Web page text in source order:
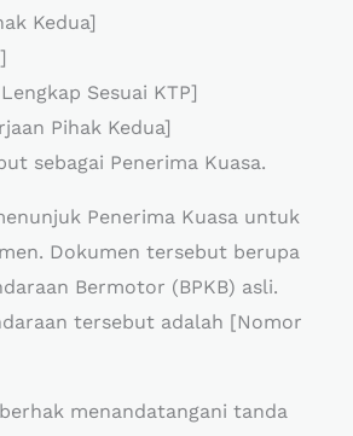
Kedua]
Sesuai KTP]
Pihak Kedua]
sebagai Penerima Kuasa.
Penerima Kuasa untuk
Dokumen tersebut berupa
Bermotor (BPKB) asli.
tersebut adalah [Nomor
menandatangani tanda